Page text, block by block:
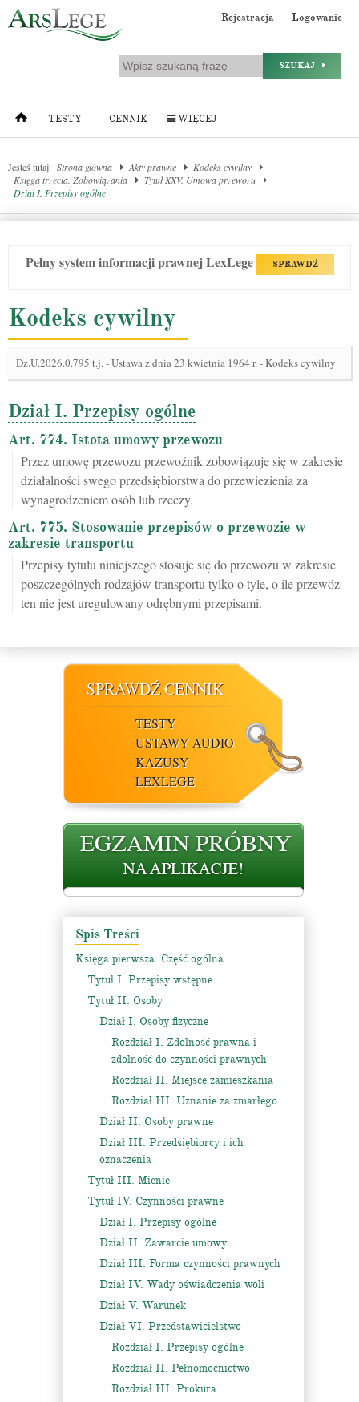
Rejestracja Logowanie
SZUKAJ
TESTY CENNIK WIĘCEJ
Jesteś tutaj: Strona główna Akty prawne
Kodeks cywilny
Księga trzecia. Zobowiązania
Tytuł XXV. Umowa przewozu
Dział I. Przepisy ogólne
Pełny system informacji prawnej LexLege SPRAWDŹ
Kodeks cywilny
Dz.U.2026.0.795 t.j.-Ustawa z dnia 23 kwietnia 1964 r. - Kodeks cywilny
Dział I. Przepisy ogólne
Art. 774. Istota umowy przewozu
Przez umowę przewozu przewoźnik zobowiązuje się w zakresie
działalności swego przedsiębiorstwa do przewiezienia za
wynagrodzeniem osób lub rzeczy.
Art. 775. Stosowanie przepisów o przewozie w
zakresie transportu
Przepisy tytułu niniejszego stosuje się do przewozu w zakresie
poszczególnych rodzajów transportu tylko o tyle, o ile przewóz
ten nie jest uregulowany odrębnymi przepisami.
SPRAWDŹ CENNIK
TESTY
USTAWY AUDIO
KAZUSY
LEXLEGE
Spis Treści
Księga pierwsza. Część ogólna
Tytuł I. Przepisy wstępne
Tytuł II. Osoby
Dział I. Osoby fizyczne
Rozdział I. Zdolność prawna i
zdolność do czynności prawnych
Rozdział II. Miejsce zamieszkania
Rozdział III. Uznanie za zmarłego
Dział II. Osoby prawne
Dział III. Przedsiębiorcy i ich
oznaczenia
Tytuł III. Mienie
Tytuł IV. Czynności prawne
Dział I. Przepisy ogólne
Dział II. Zawarcie umowy
Dział III. Forma czynności prawnych
Dział IV. Wady oświadczenia woli
Dział V. Warunek
Dział VI. Przedstawicielstwo
Rozdział I. Przepisy ogólne
Rozdział II. Pełnomocnictwo
Rozdział III. Prokura